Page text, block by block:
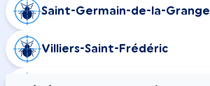
Saint-Germain-de-la-Grange
Villiers-Saint-Frédéric